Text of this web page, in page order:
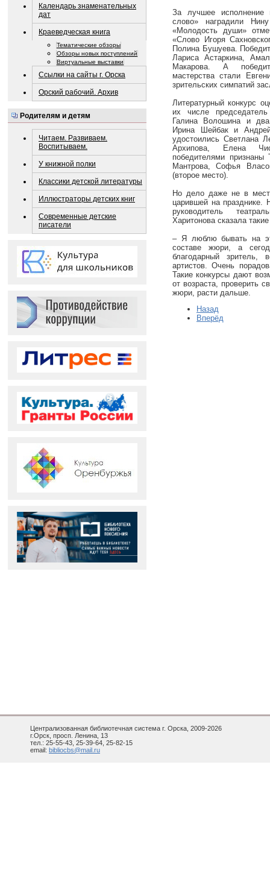
Календарь знаменательных
дат
Краеведческая книга
Тематические обзоры
Обзоры новых поступлений
Виртуальные выставки
Ссылки на сайты г. Орска
Орский рабочий. Архив
Родителям и детям
Читаем. Развиваем.
Воспитываем.
У книжной полки
Классики детской литературы
Иллюстраторы детских книг
Современные детские
писатели
За лучшее исполнение
слово» наградили
«Молодость души»
«Слово Игоря
Полина Бушуева.
Лариса Астаркина,
Макарова. А
мастерства стали
зрительских симпатий
Литературный конкурс
их числе председатель
Галина Волошина и
Ирина Шейбак и
удостоились Светлана
Архипова, Елена
победителями
Мантрова, Софья
(второе место).
Но дело даже не в
царившей на празднике.
руководитель
Харитонова сказала
– Я люблю бывать на
составе жюри, а
благодарный зритель,
артистов. Очень
Такие конкурсы дают
от возраста, проверить
жюри, расти дальше.
Назад
Вперёд
Централизованная библиотечная система г. Орска, 2009-2026
г.Орск, просп. Ленина, 13
тел.: 25-55-43, 25-39-64, 25-82-15
email: bibliocbs@mail.ru